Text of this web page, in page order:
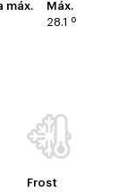
máx.
Máx.
28.1 º
Frost